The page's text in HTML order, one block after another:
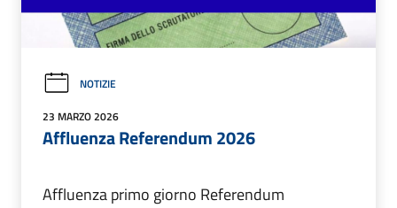
NOTIZIE
23 MARZO 2026
Affluenza Referendum 2026
Affluenza primo giorno Referendum